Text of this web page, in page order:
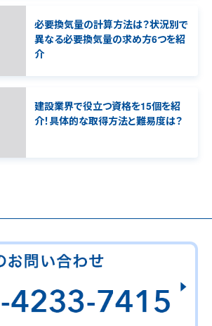
必要換気量の計算方法は？状況別で
異なる必要換気量の求め方6つを紹
介
建設業界で役立つ資格を15個を紹
介！具体的な取得方法と難易度は？